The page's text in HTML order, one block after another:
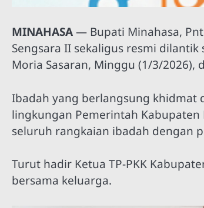
MINAHASA— Bupati Minahasa,
Sengsara II sekaligus resmi dilantik
Moria Sasaran, Minggu (1/3/2026),
Ibadah yang berlangsung khidmat
lingkungan Pemerintah
seluruh rangkaian ibadah dengan
Turut hadir Ketua TP-PKK
bersama keluarga.